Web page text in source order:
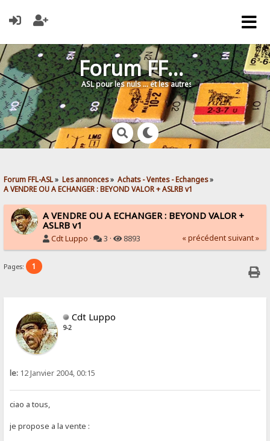
Forum FFL-ASL
ASL pour les nuls … et les autres !
Forum FFL-ASL» Les annonces» Achats - Ventes - Echanges»
A VENDRE OU A ECHANGER : BEYOND VALOR + ASLRB v1
A VENDRE OU A ECHANGER : BEYOND VALOR +
ASLRB v1
Cdt Luppo · 3 · 8893 « précédent suivant »
Pages: 1
Cdt Luppo
9-2
le: 12 Janvier 2004, 00:15
ciao a tous,
je propose a la vente :